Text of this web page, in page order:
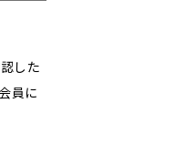
した
員に